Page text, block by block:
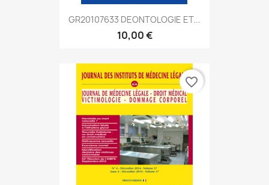
GR20107633 DEONTOLOGIE ET...
10,00 €
favorite_border